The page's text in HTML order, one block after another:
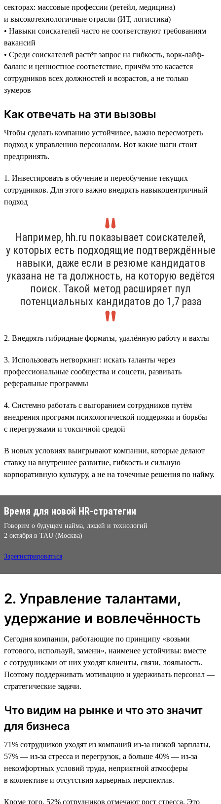
секторах: массовые профессии (ретейл, медицина)
и высокотехнологичные отрасли (ИТ, логистика)
• Навыки соискателей часто не соответствуют требованиям
вакансий
• Среди соискателей растёт запрос на гибкость, ворк-лайф-
баланс и ценностное соответствие, причём это касается
сотрудников всех должностей и возрастов, а не только
зумеров
Как отвечать на эти вызовы
Чтобы сделать компанию устойчивее, важно пересмотреть
подход к управлению персоналом. Вот какие шаги стоит
предпринять.
1. Инвестировать в обучение и переобучение текущих
сотрудников. Для этого важно внедрять навыкоцентричный
подход
Например, hh.ru показывает соискателей,
у которых есть подходящие подтверждённые
навыки, даже если в резюме кандидатов
указана не та должность, на которую ведётся
поиск. Такой метод расширяет пул
потенциальных кандидатов до 1,7 раза
2. Внедрять гибридные форматы, удалённую работу и вахты
3. Использовать нетворкинг: искать таланты через
профессиональные сообщества и соцсети, развивать
реферальные программы
4. Системно работать с выгоранием сотрудников путём
внедрения программ психологической поддержки и борьбы
с перегрузками и токсичной средой
В новых условиях выигрывают компании, которые делают
ставку на внутреннее развитие, гибкость и сильную
корпоративную культуру, а не на точечные решения по найму.
Время для новой HR-стратегии
Говорим о будущем найма, людей и технологий
2 октября в TAU (Москва)
Зарегистрироваться
2. Управление талантами,
удержание и вовлечённость
Сегодня компании, работающие по принципу «возьми
готового, используй, замени», наименее устойчивы: вместе
с сотрудниками от них уходят клиенты, связи, лояльность.
Поэтому поддерживать мотивацию и удерживать персонал —
стратегические задачи.
Что видим на рынке и что это значит
для бизнеса
71% сотрудников уходят из компаний из-за низкой зарплаты,
57% — из-за стресса и перегрузок, а больше 40% — из-за
некомфортных условий труда, неприятной атмосферы
в коллективе и отсутствия карьерных перспектив.
Кроме того, 52% сотрудников отмечают рост стресса. Это